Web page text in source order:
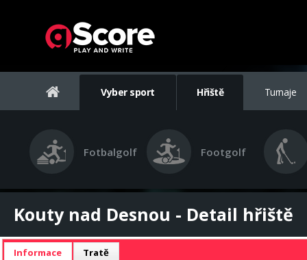
Vyber sport Hřiště Turnaje
Fotbalgolf Footgolf
Kouty nad Desnou - Detail hřiště
Informace Tratě